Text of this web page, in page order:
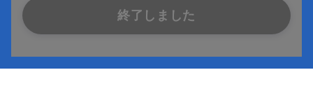
終了しました